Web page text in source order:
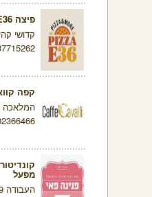
פיצה E36
קדושי קהיר 23,
קפה
המלאכה 6, חולון
מפעל
העבודה 69, אשדוד